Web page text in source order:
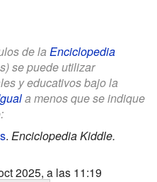
de la Enciclopedia
se puede utilizar
y educativos bajo la
a menos que se indique
. Enciclopedia Kiddle.
2025, a las 11:19